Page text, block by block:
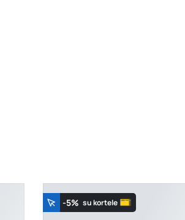
-5% su kortele